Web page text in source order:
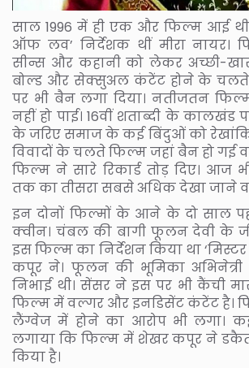
साल 1996 में ही एक और फिल्म आई थी
ऑफ लव’ निर्देशक थीं मीरा नायर।
सीन्स और कहानी को लेकर अच्छी-
बोल्ड और सेक्सुअल कंटेंट होने के चलते
पर भी बैन लगा दिया। नतीजतन
नहीं हो पाई। 16वीं शताब्दी के
के जरिए समाज के कई बिंदुओं को
विवादों के चलते फिल्म जहां बैन हो गई
फिल्म ने सारे रिकार्ड तोड़ दिए। आज
तक का तीसरा सबसे अधिक देखा जाने
इन दोनों फिल्मों के आने के दो साल
क्वीन। चंबल की बागी फूलन देवी के
इस फिल्म का निर्देशन किया था
कपूर ने। फूलन की भूमिका अभिनेत्री
निभाई थी। सेंसर ने इस पर भी कैंची
फिल्म में वल्गर और इनडिसेंट कंटेंट है।
लैंग्वेज में होने का आरोप भी लगा।
लगाया कि फिल्म में शेखर कपूर ने
किया है।